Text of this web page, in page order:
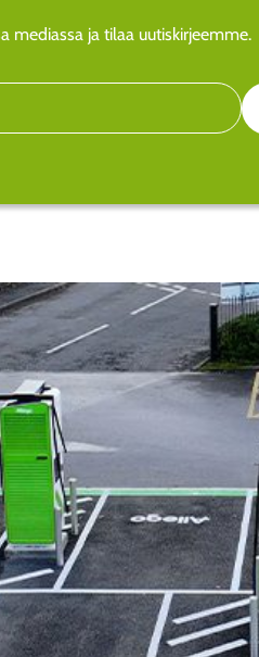
mediassa ja tilaa uutiskirjeemme.